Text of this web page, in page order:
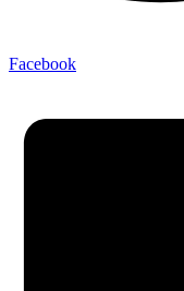
Facebook